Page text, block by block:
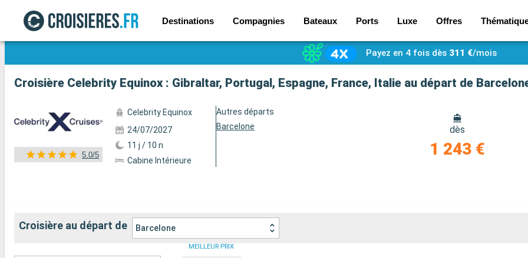
Destinations Compagnies Bateaux Ports Luxe Offres
Voir les 59 autres photos
Payez en 4 fois dès 311 €/mois
Croisière Celebrity Equinox : Gibraltar, Portugal, Espagne, France, Italie au départ de
5.0/5
Celebrity Equinox
24/07/2027
11 j / 10 n
Cabine Intérieure
Autres départs
Barcelone
dès
1 243 €
Croisière au départ de Barcelone
MEILLEUR PRIX